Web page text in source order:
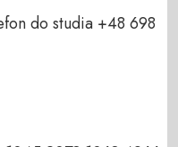
do studia +48 698